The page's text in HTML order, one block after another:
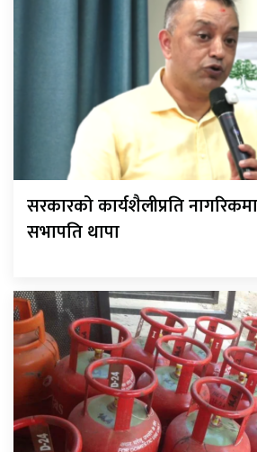
सरकारको कार्यशैलीप्रति
सभापति थापा